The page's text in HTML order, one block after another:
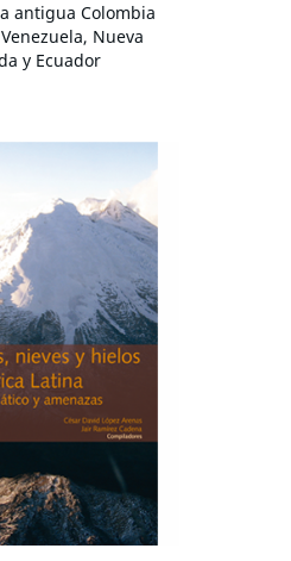
antigua Colombia
Nueva
y Ecuador